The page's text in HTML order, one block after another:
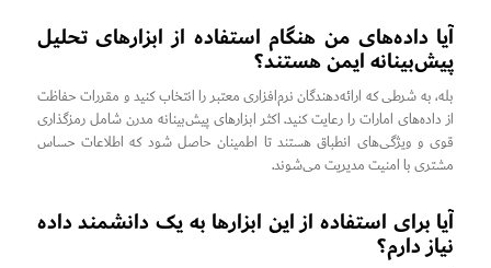
آیا داده‌های من هنگام استفاده از ابزارهای تحلیل
پیش‌بینانه ایمن هستند؟
بله، به شرطی که ارائه‌دهندگان نرم‌افزاری معتبر را انتخاب کنید و مقررات حفاظت
از داده‌های امارات را رعایت کنید. اکثر ابزارهای پیش‌بینانه مدرن شامل رمزگذاری
قوی و ویژگی‌های انطباق هستند تا اطمینان حاصل شود که اطلاعات حساس
مشتری با امنیت مدیریت می‌شوند.
آیا برای استفاده از این ابزارها به یک دانشمند داده
نیاز دارم؟